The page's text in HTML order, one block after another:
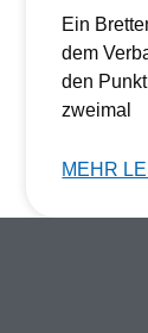
Ein
dem
den
zweimal
MEHR